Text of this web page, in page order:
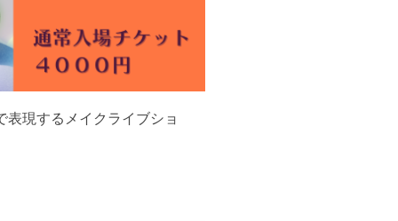
現するメイクライブショ